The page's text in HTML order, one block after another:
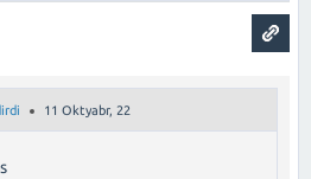
11 Oktyabr, 22